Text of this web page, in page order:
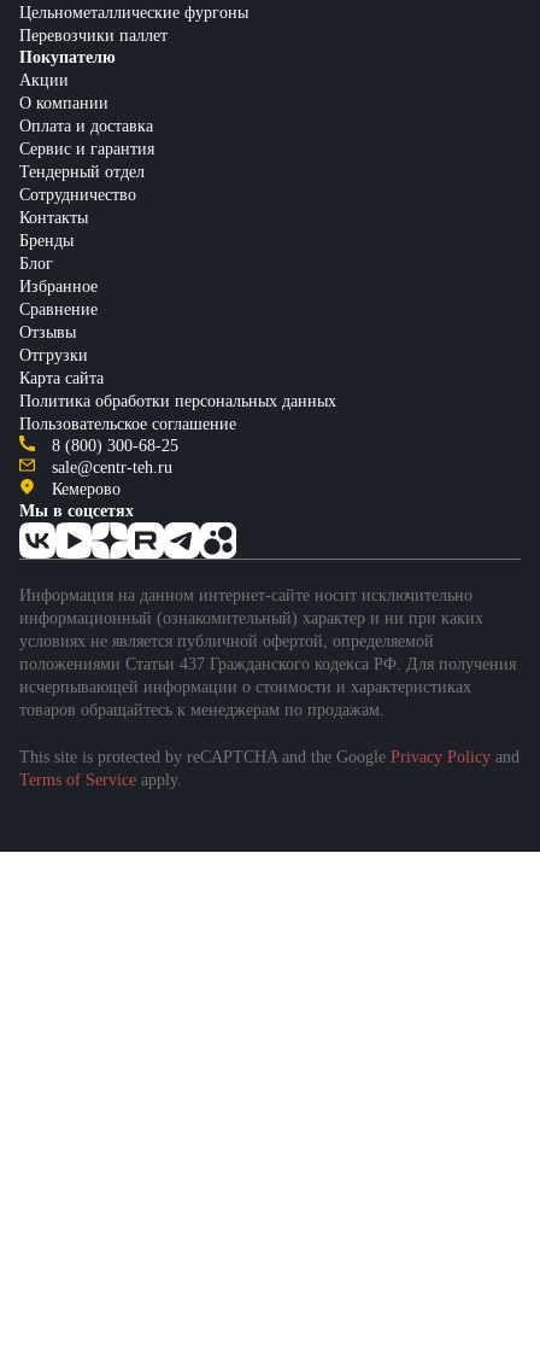
Цельнометаллические фургоны
Перевозчики паллет
Покупателю
Акции
О компании
Оплата и доставка
Сервис и гарантия
Тендерный отдел
Сотрудничество
Контакты
Бренды
Блог
Избранное
Сравнение
Отзывы
Отгрузки
Карта сайта
Политика обработки персональных данных
Пользовательское соглашение
8 (800) 300-68-25
sale@centr-teh.ru
Кемерово
Мы в соцсетях
Информация на данном интернет-сайте носит исключительно
информационный (ознакомительный) характер и ни при каких
условиях не является публичной офертой, определяемой
положениями Статьи 437 Гражданского кодекса РФ. Для получения
исчерпывающей информации о стоимости и характеристиках
товаров обращайтесь к менеджерам по продажам.
This site is protected by reCAPTCHA and the Google Privacy Policy and
Terms of Service apply.